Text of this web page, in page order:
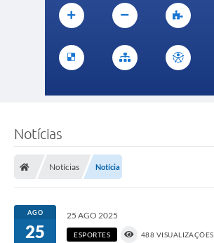
Notícias
Notícias Notícia
AGO
25
25 AGO 2025
ESPORTES 488 VISUALIZAÇÕES